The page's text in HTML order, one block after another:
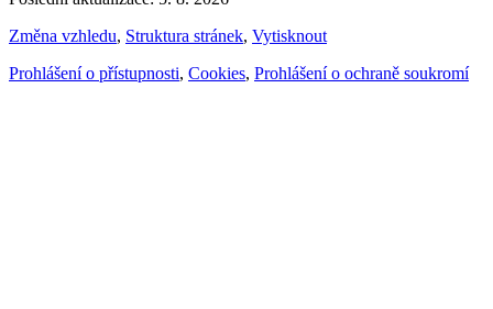
Změna vzhledu, Struktura stránek, Vytisknout
Prohlášení o přístupnosti, Cookies, Prohlášení o ochraně soukromí